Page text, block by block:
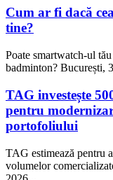
Cum ar fi dacă
tine?
Poate smartwatch-ul
badminton? București,
TAG investește
pentru
portofoliului
TAG estimează pentru
volumelor